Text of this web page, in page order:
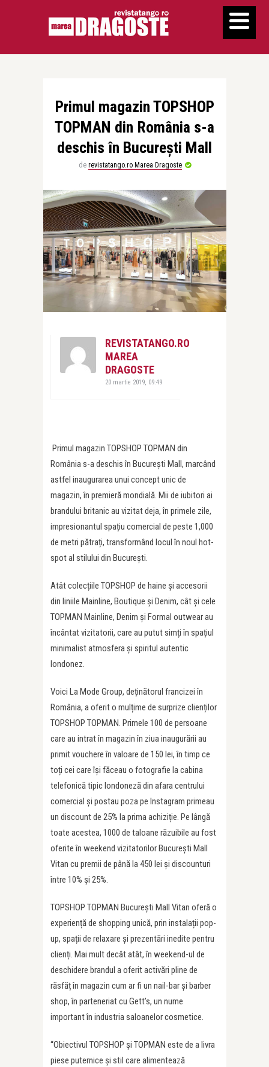
Primul magazin TOPSHOP
TOPMAN din România s-a
deschis în București Mall
de revistatango.ro Marea Dragoste
REVISTATANGO.RO
MAREA
DRAGOSTE
20 martie 2019, 09:49
Primul magazin TOPSHOP TOPMAN din
România s-a deschis în București Mall, marcând
astfel inaugurarea unui concept unic de
magazin, în premieră mondială. Mii de iubitori ai
brandului britanic au vizitat deja, în primele zile,
impresionantul spațiu comercial de peste 1,000
de metri pătrați, transformând locul în noul hot-
spot al stilului din București.
Atât colecțiile TOPSHOP de haine și accesorii
din liniile Mainline, Boutique și Denim, cât și cele
TOPMAN Mainline, Denim și Formal outwear au
încântat vizitatorii, care au putut simți în spațiul
minimalist atmosfera și spiritul autentic
londonez.
Voici La Mode Group, deținătorul francizei în
România, a oferit o mulțime de surprize clienților
TOPSHOP TOPMAN. Primele 100 de persoane
care au intrat în magazin în ziua inaugurării au
primit vouchere în valoare de 150 lei, în timp ce
toți cei care își făceau o fotografie la cabina
telefonică tipic londoneză din afara centrului
comercial și postau poza pe Instagram primeau
un discount de 25% la prima achiziție. Pe lângă
toate acestea, 1000 de taloane răzuibile au fost
oferite în weekend vizitatorilor București Mall
Vitan cu premii de până la 450 lei și discounturi
între 10% și 25%.
TOPSHOP TOPMAN București Mall Vitan oferă o
experiență de shopping unică, prin instalații pop-
up, spații de relaxare și prezentări inedite pentru
clienți. Mai mult decât atât, în weekend-ul de
deschidere brandul a oferit activări pline de
răsfăț în magazin cum ar fi un nail-bar și barber
shop, în parteneriat cu Gett’s, un nume
important în industria saloanelor cosmetice.
“Obiectivul TOPSHOP și TOPMAN este de a livra
piese puternice și stil care alimentează